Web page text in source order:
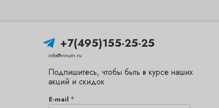
+7(495)155-25-25
info@vinum.ru
Подпишитесь, чтобы быть в курсе наших
акций и скидок
E-mail *